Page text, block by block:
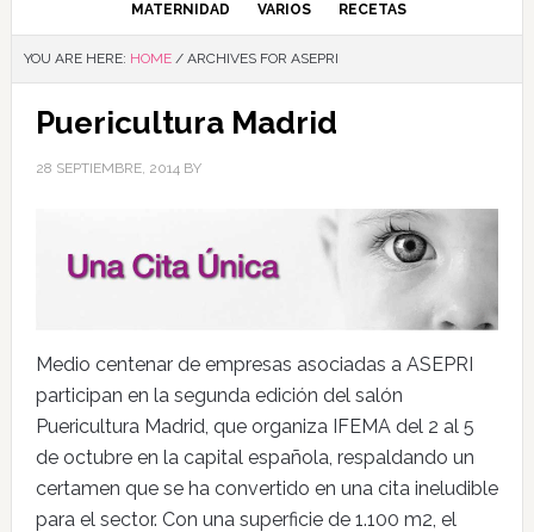
MATERNIDAD VARIOS RECETAS
YOU ARE HERE: HOME /ARCHIVES FOR ASEPRI
Puericultura Madrid
28 SEPTIEMBRE, 2014BY
Medio centenar de empresas asociadas a ASEPRI
participan en la segunda edición del salón
Puericultura Madrid, que organiza IFEMA del 2 al 5
de octubre en la capital española, respaldando un
certamen que se ha convertido en una cita ineludible
para el sector. Con una superficie de 1.100 m2, el